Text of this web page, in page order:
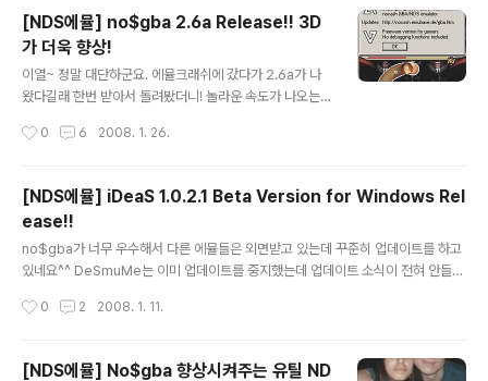
실행하는 방법은...PCSX2를 받아야합니다. http://www.pcsx2.net/download
s.php PCSX2 0.9.4 Installer버전을 받아서 설치를 합니다. 설치를 한다음에 그
래픽플러그인을 받아야하는데요. GSdx라는게 좋은 듯 합니다. 구글에서 GSdx라
고 치니..
[NDS에뮬] no$gba 2.6a Release!! 3D
가 더욱 향상!
이열~ 정말 대단하군요. 에뮬크래쉬에 갔다가 2.6a가 나
왔다길래 한번 받아서 돌려봤더니! 놀라운 속도가 나오는
입니다. http://nocash.emubase.de/gba.htm No$g
가 더욱 빨라지고 나아졌다고 말하고 있군요 ^^ 시험삼아
리듬히어로를 해봤는데 더욱 부드러워졌어요. 예전에는 똥
그라미가 많이 나오면 살짝 부드럽지 않은 화면을 보여주
곤 했는데 아무리 많은 노트가 나와도 부드럽네요 ^^ 하지
0 6 2008. 1. 26.
[NDS에뮬] iDeaS 1.0.2.1 Beta Version for Windows Rel
ease!!
no$gba가 너무 우수해서 다른 에뮬들은 외면받고 있는데 꾸준히 업데이트를 하고
있네요^^ DeSmuMe는 이미 업데이트를 중지했는데 업데이트 소식이 전혀 안들어
유가 wifi를 아직 에뮬이 지원도 안하면서 플러그인부터 있었더라구요. 그래서 곧 지
디오플러그인을 넣고 실행하면 실행도 안되네요-_-; 소리도 안나와요-_-; 그래픽은
0 2 2008. 1. 11.
[NDS에뮬] No$gba 향상시켜주는 유틸 ND